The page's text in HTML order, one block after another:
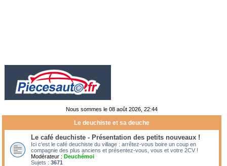
Nous sommes le 08 août 2026, 22:44
Le deuchiste et sa deuche
Le café deuchiste - Présentation des petits nouveaux !
Ici c'est le café deuchiste du village : arrêtez-vous boire un coup en
compagnie des plus anciens et présentez-vous, vous et votre 2CV !
Modérateur : Deuchémoi
Sujets : 3671